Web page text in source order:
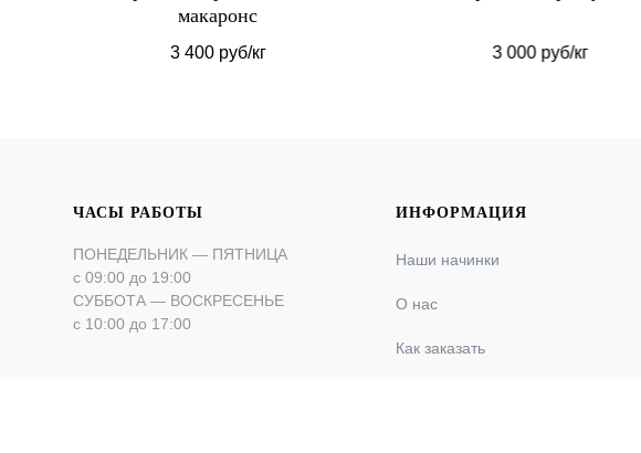
макаронс
3 400 руб/кг 3 000 руб/кг
ЧАСЫ РАБОТЫ
ПОНЕДЕЛЬНИК — ПЯТНИЦА
с 09:00 до 19:00
СУББОТА — ВОСКРЕСЕНЬЕ
с 10:00 до 17:00
ИНФОРМАЦИЯ
Наши начинки
О нас
Как заказать